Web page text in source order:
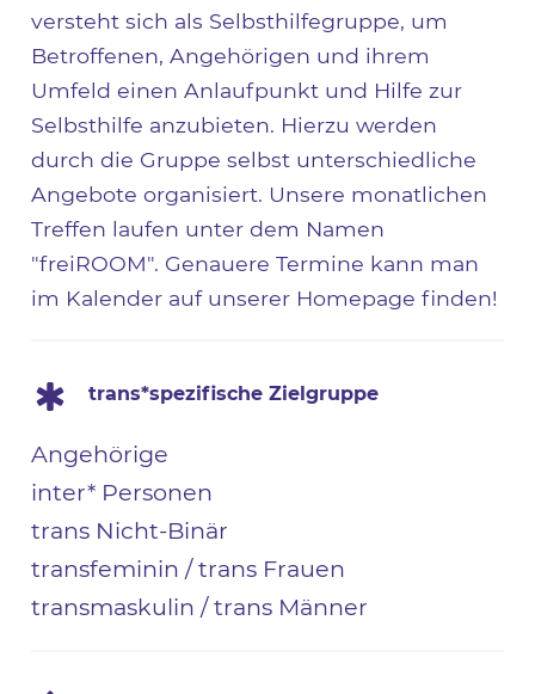
versteht sich als Selbsthilfegruppe, um
Betroffenen, Angehörigen und ihrem
Umfeld einen Anlaufpunkt und Hilfe zur
Selbsthilfe anzubieten. Hierzu werden
durch die Gruppe selbst unterschiedliche
Angebote organisiert. Unsere monatlichen
Treffen laufen unter dem Namen
"freiROOM". Genauere Termine kann man
im Kalender auf unserer Homepage finden!
trans*spezifische Zielgruppe
Angehörige
inter* Personen
trans Nicht-Binär
transfeminin / trans Frauen
transmaskulin / trans Männer